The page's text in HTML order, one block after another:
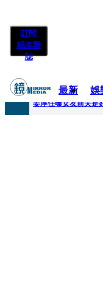
訂閱
紙本雜
誌
最新 娛
快訊
姜厚任曝女友前夫